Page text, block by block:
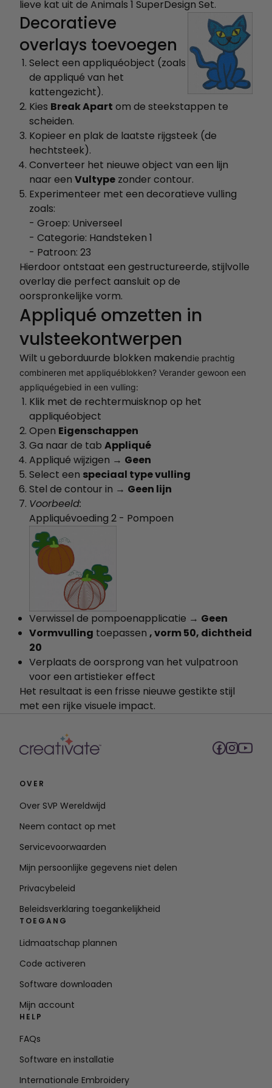
lieve kat uit de Animals 1 SuperDesign Set.
Decoratieve
overlays toevoegen
Select een appliquéobject (zoals
de appliqué van het
kattengezicht).
Kies Break Apart om de steekstappen te
scheiden.
Kopieer en plak de laatste rijgsteek (de
hechtsteek).
Converteer het nieuwe object van een lijn
naar een Vultype zonder contour.
Experimenteer met een decoratieve vulling
zoals:
- Groep: Universeel
- Categorie: Handsteken 1
- Patroon: 23
Hierdoor ontstaat een gestructureerde, stijlvolle
overlay die perfect aansluit op de
oorspronkelijke vorm.
Appliqué omzetten in
vulsteekontwerpen
Wilt u geborduurde blokken makendie prachtig
combineren met appliquéblokken? Verander gewoon een
appliquégebied in een vulling:
Klik met de rechtermuisknop op het
appliquéobject
Open Eigenschappen
Ga naar de tab Appliqué
Appliqué wijzigen → Geen
Select een speciaal type vulling
Stel de contour in → Geen lijn
Voorbeeld:
Appliquévoeding 2 - Pompoen
Verwissel de pompoenapplicatie → Geen
Vormvulling toepassen , vorm 50, dichtheid
20
Verplaats de oorsprong van het vulpatroon
voor een artistieker effect
Het resultaat is een frisse nieuwe gestikte stijl
met een rijke visuele impact.
OVER
Over SVP Wereldwijd
Neem contact op met
Servicevoorwaarden
Mijn persoonlijke gegevens niet delen
Privacybeleid
Beleidsverklaring toegankelijkheid
TOEGANG
Lidmaatschap plannen
Code activeren
Software downloaden
Mijn account
HELP
FAQs
Software en installatie
Internationale Embroidery